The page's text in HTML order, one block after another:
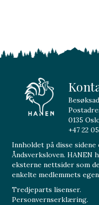
0135
+47 22
Innholdet på disse
Åndsverksloven. HANEN
eksterne nettsider som
enkelte medlemmets
Tredjeparts lisenser.
Personvernserklæring.